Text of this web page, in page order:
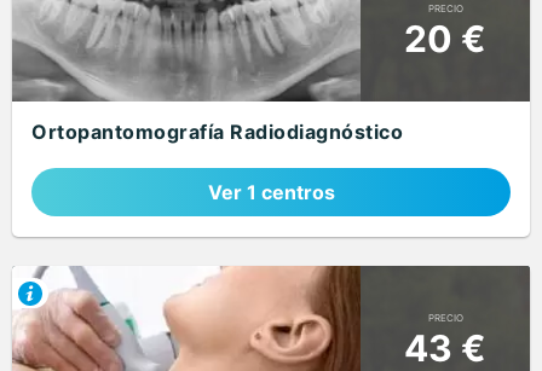
PRECIO
20 €
Ortopantomografía Radiodiagnóstico
Ver 1 centros
PRECIO
43 €